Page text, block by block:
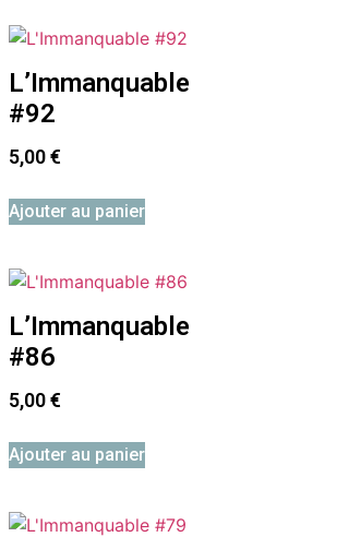
L’Immanquable
#92
5,00€
Ajouter au panier
L’Immanquable
#86
5,00€
Ajouter au panier